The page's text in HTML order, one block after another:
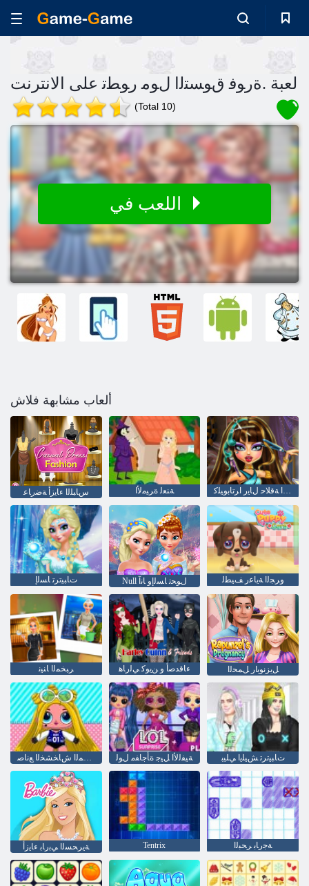
لعبة .ﺓﺭﻮﻓ ﻕﻮﺴﺘﻟﺍ ﻝﻮﻣ ﺭﻮﻄﺗ على الانترنت
(Total 10)
ألعاب مشابهة فلاش
ﺱﺎﺒﻠﻟﺍ ءﺎﻳﺯﺃ ﺔﺿﺭﺎﻋ ﺔﻨﻌﻟ ﺓﺮﻴﻣﻷ ﺍ ﺮﻌﺸﻟﺍ ﺔﻗﻼ ﺣ ﻝﺎﻳﺭ ﺍﺮﺗﺎﺑﻮﻴﻠﻛ
ﺕﺎﺒﻴﺗﺮﺗ ﺎﺴﻟﺇ Null ﻝﻮﺤﺗ ﺎﺴﻟﺇﻭ ﺎﻧﺁ ﻭﺮﺠﻟﺍ ﺔﻳﺎﻋﺭ ﻒﻴﻄﻟ
ﺮﺒﺨﻤﻟﺍ ﺎﻨﻴﻧ ءﺎﻗﺪﺻﺃ ﻭ ﻦﻳﻮﻛ ﻲﻟﺭﺎﻫ ﻞﻳﺰﻧﻮﺑﺍﺭ ﻞﻤﺤﻟﺍ
ﺊﺟﺎﻔﻤﻟﺍ ﺵﺎﺨﺸﺨﻟﺍ ﻊﻧﺎﺻ ﺔﻴﻔﻟﻷ ﺍ ﻞﻴﺟ ﺓﺄﺟﺎﻔﻣ ﻝﻮﻟ ﺕﺎﺒﻴﺗﺮﺗ ﺶﻴﻠﻳﺍ ﻲﻠﻴﺑ
ﺔﻳﺮﺤﺴﻟﺍ ﻲﺑﺭﺎﺑ ءﺎﻳﺯﺃ Tentrix ﺔﺟﺭﺎﺑ ﺮﺤﺒﻟﺍ